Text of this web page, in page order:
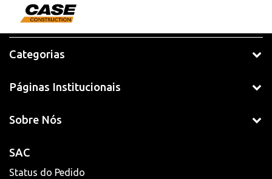
Categorias
Páginas Institucionais
Sobre Nós
SAC
Status do Pedido